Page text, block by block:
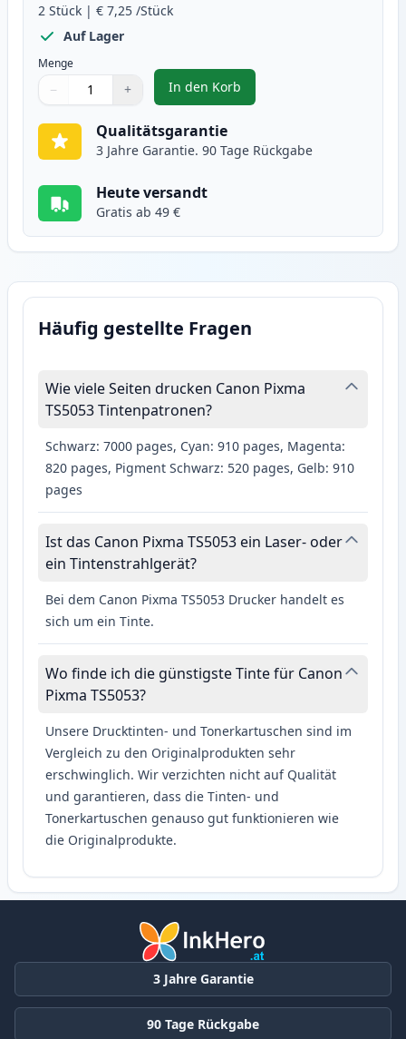
2 Stück | € 7,25 /Stück
Auf Lager
Menge
Verwenden Sie die Tasten, um anzupassen
− +
1
In den Korb
, 2 stück Canon CLI-571XL gelb
Qualitätsgarantie
3 Jahre Garantie. 90 Tage Rückgabe
Heute versandt
Gratis ab 49 €
Häufig gestellte Fragen
Wie viele Seiten drucken Canon Pixma
TS5053 Tintenpatronen?
Schwarz: 7000 pages, Cyan: 910 pages, Magenta:
820 pages, Pigment Schwarz: 520 pages, Gelb: 910
pages
Ist das Canon Pixma TS5053 ein Laser- oder
ein Tintenstrahlgerät?
Bei dem Canon Pixma TS5053 Drucker handelt es
sich um ein Tinte.
Wo finde ich die günstigste Tinte für Canon
Pixma TS5053?
Unsere Drucktinten- und Tonerkartuschen sind im
Vergleich zu den Originalprodukten sehr
erschwinglich. Wir verzichten nicht auf Qualität
und garantieren, dass die Tinten- und
Tonerkartuschen genauso gut funktionieren wie
die Originalprodukte.
3 Jahre Garantie
90 Tage Rückgabe